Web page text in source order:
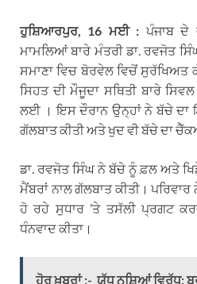
ਹੁਸ਼ਿਆਰਪੁਰ, 16 ਮਈ : ਪੰਜਾਬ ਦੇ
ਮਾਮਲਿਆਂ ਬਾਰੇ ਮੰਤਰੀ ਡਾ. ਰਵਜੋਤ
ਸਮਾਣਾ ਵਿਚ ਬੋਰਵੇਲ ਵਿਚੋਂ
ਸਿਹਤ ਦੀ ਮੌਜੂਦਾ ਸਥਿਤੀ ਬਾਰੇ
ਲਈ । ਇਸ ਦੌਰਾਨ ਉਨ੍ਹਾਂ ਨੇ ਬੱਚੇ ਦਾ
ਗੱਲਬਾਤ ਕੀਤੀ ਅਤੇ ਖੁਦ ਵੀ ਬੱਚੇ ਦਾ
ਡਾ. ਰਵਜੋਤ ਸਿੰਘ ਨੇ ਬੱਚੇ ਨੂੰ ਫ਼ਲ ਅਤੇ
ਮੈਂਬਰਾਂ ਨਾਲ ਗੱਲਬਾਤ ਕੀਤੀ।
ਹੋ ਰਹੇ ਸੁਧਾਰ ’ਤੇ ਤਸੱਲੀ ਪ੍ਰਗਟ
ਧੰਨਵਾਦ ਕੀਤਾ।
ਹੋਰ ਖ਼ਬਰਾਂ :- ਯੁੱਧ ਨਸ਼ਿਆਂ ਵਿਰੁੱਧ: